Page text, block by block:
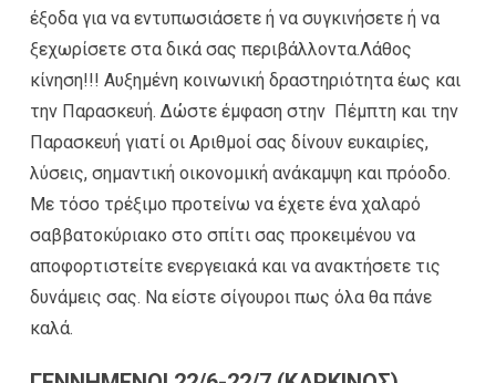
έξοδα για να εντυπωσιάσετε ή να συγκινήσετε ή να
ξεχωρίσετε στα δικά σας περιβάλλοντα.Λάθος
κίνηση!!! Αυξημένη κοινωνική δραστηριότητα έως και
την Παρασκευή. Δώστε έμφαση στην Πέμπτη και την
Παρασκευή γιατί οι Αριθμοί σας δίνουν ευκαιρίες,
λύσεις, σημαντική οικονομική ανάκαμψη και πρόοδο.
Με τόσο τρέξιμο προτείνω να έχετε ένα χαλαρό
σαββατοκύριακο στο σπίτι σας προκειμένου να
αποφορτιστείτε ενεργειακά και να ανακτήσετε τις
δυνάμεις σας. Να είστε σίγουροι πως όλα θα πάνε
καλά.